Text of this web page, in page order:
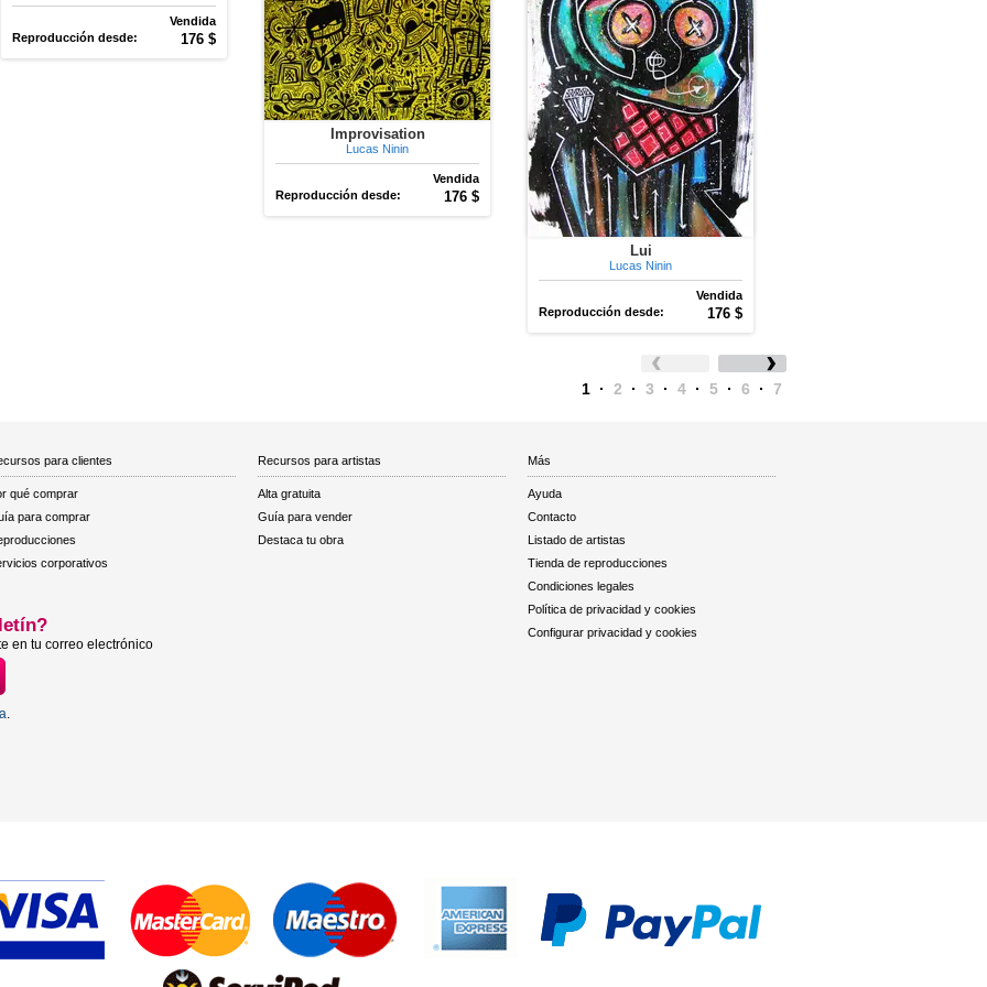
Vendida
Reproducción desde:
176 $
Lui
Lucas Ninin
Vendida
Reproducción desde:
176 $
Improvisation
Lucas Ninin
Vendida
Reproducción desde:
176 $
1 · 2 · 3 · 4 · 5 · 6 · 7
para clientes
qué comprar
para comprar
corporativos
Recursos para artistas
Alta gratuita
Guía para vender
Destaca tu obra
Más
Ayuda
Contacto
Listado de artistas
Tienda de reproducciones
Condiciones legales
Política de privacidad y cookies
Configurar privacidad y cookies
en tu correo electrónico
.